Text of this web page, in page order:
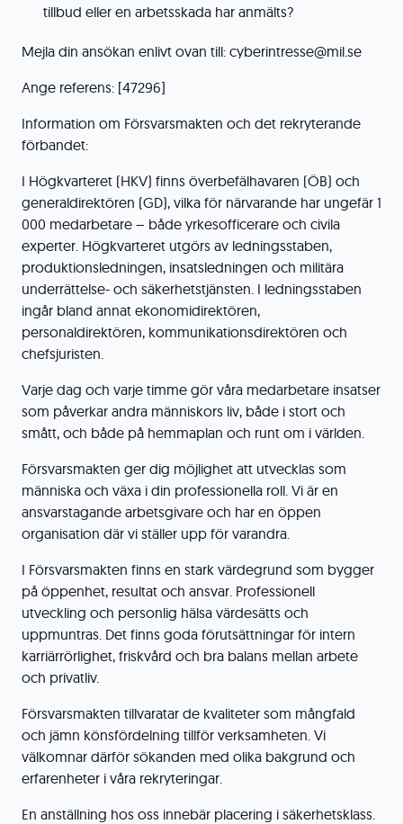
tillbud eller en arbetsskada har anmälts?
Mejla din ansökan enlivt ovan till: cyberintresse@mil.se
Ange referens: [47296]
Information om Försvarsmakten och det rekryterande
förbandet:
I Högkvarteret (HKV) finns överbefälhavaren (ÖB) och
generaldirektören (GD), vilka för närvarande har ungefär 1
000 medarbetare – både yrkesofficerare och civila
experter. Högkvarteret utgörs av ledningsstaben,
produktionsledningen, insatsledningen och militära
underrättelse- och säkerhetstjänsten. I ledningsstaben
ingår bland annat ekonomidirektören,
personaldirektören, kommunikationsdirektören och
chefsjuristen.
Varje dag och varje timme gör våra medarbetare insatser
som påverkar andra människors liv, både i stort och
smått, och både på hemmaplan och runt om i världen.
Försvarsmakten ger dig möjlighet att utvecklas som
människa och växa i din professionella roll. Vi är en
ansvarstagande arbetsgivare och har en öppen
organisation där vi ställer upp för varandra.
I Försvarsmakten finns en stark värdegrund som bygger
på öppenhet, resultat och ansvar. Professionell
utveckling och personlig hälsa värdesätts och
uppmuntras. Det finns goda förutsättningar för intern
karriärrörlighet, friskvård och bra balans mellan arbete
och privatliv.
Försvarsmakten tillvaratar de kvaliteter som mångfald
och jämn könsfördelning tillför verksamheten. Vi
välkomnar därför sökanden med olika bakgrund och
erfarenheter i våra rekryteringar.
En anställning hos oss innebär placering i säkerhetsklass.